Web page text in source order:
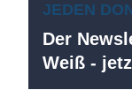
JEDEN
Der
Weiß -